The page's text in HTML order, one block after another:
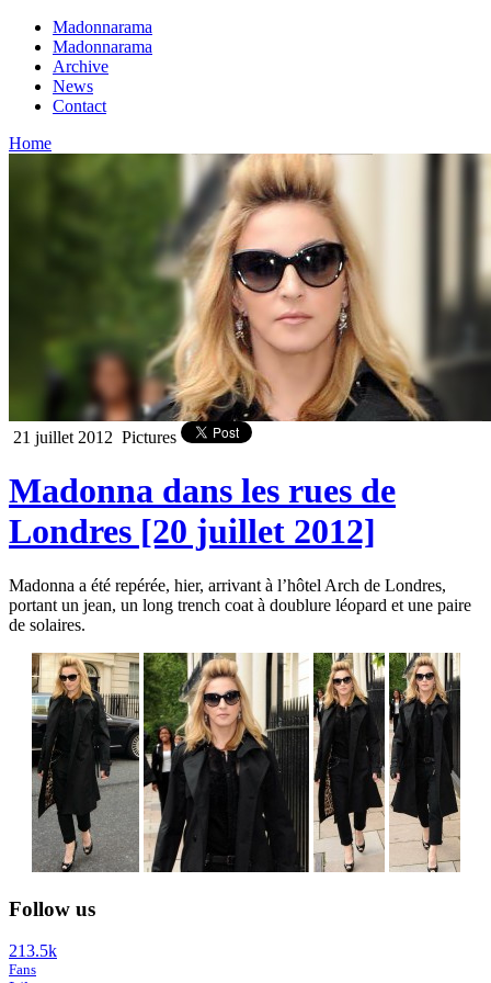
Madonnarama
Madonnarama
Archive
News
Contact
Home
21 juillet 2012 Pictures
Madonna dans les rues de
Londres [20 juillet 2012]
Madonna a été repérée, hier, arrivant à l’hôtel Arch de Londres,
portant un jean, un long trench coat à doublure léopard et une paire
de solaires.
Follow us
213.5k
Fans